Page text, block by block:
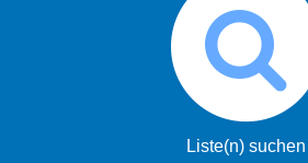
Liste(n) suchen